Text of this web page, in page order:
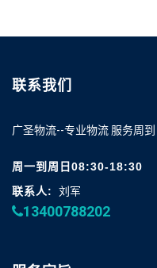
联系我们
广圣物流--专业物流 服务周到
周一到周日08:30-18:30
联系人:
刘军
13400788202